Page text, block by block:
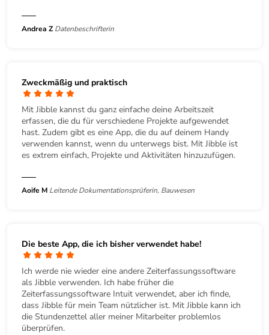
Andrea Z Datenbeschrifterin
Zweckmäßig und praktisch
Mit Jibble kannst du ganz einfache deine Arbeitszeit
erfassen, die du für verschiedene Projekte aufgewendet
hast. Zudem gibt es eine App, die du auf deinem Handy
verwenden kannst, wenn du unterwegs bist. Mit Jibble ist
es extrem einfach, Projekte und Aktivitäten hinzuzufügen.
Aoife M Leitende Dokumentationsprüferin, Bauwesen
Die beste App, die ich bisher verwendet habe!
Ich werde nie wieder eine andere Zeiterfassungssoftware
als Jibble verwenden. Ich habe früher die
Zeiterfassungssoftware Intuit verwendet, aber ich finde,
dass Jibble für mein Team nützlicher ist. Mit Jibble kann ich
die Stundenzettel aller meiner Mitarbeiter problemlos
überprüfen.